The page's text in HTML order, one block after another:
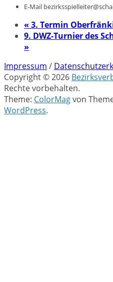
E-Mail
« 3. Termin
9. DWZ-Turnier des
»
Impressum /
Copyright © 2026
Rechte vorbehalten.
Theme: ColorMagvon
WordPress.